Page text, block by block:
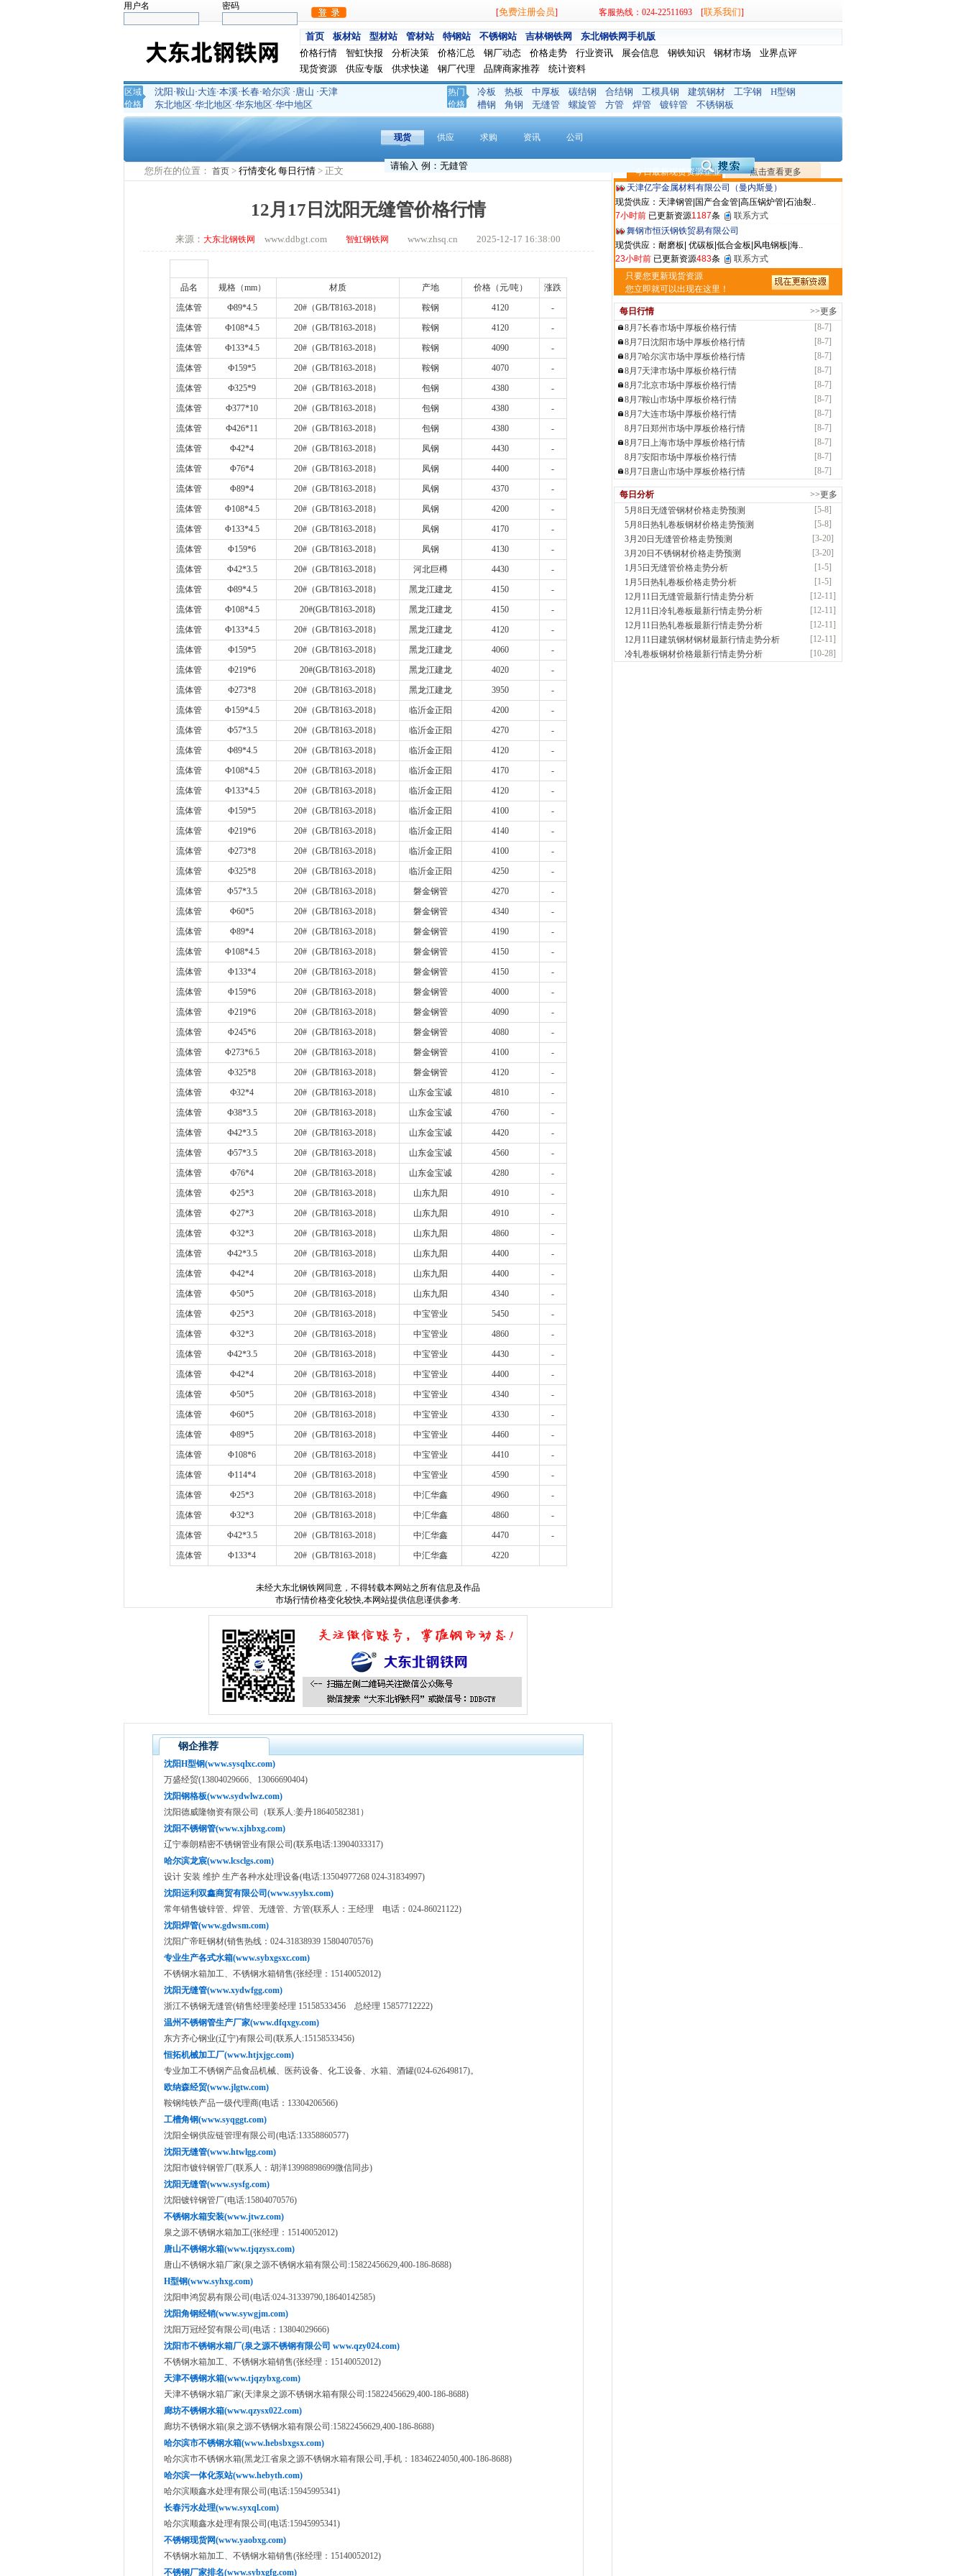
用户名 密码
[免费注册会员] 客服热线：024-22511693 [联系我们]
首页 板材站 型材站 管材站 特钢站 不锈钢站 吉林钢铁网
东北钢铁网手机版
价格行情
智虹快报 分析决策 价格汇总 钢厂动态 价格走势 行业资讯 展会信息 钢铁知识 钢材市场
业界点评
现货资源
供应专版 供求快递 钢厂代理 品牌商家推荐 统计资料
区域
价格
沈阳 ·鞍山·大连·本溪·长春·哈尔滨 ·唐山 ·天津
东北地区·华北地区·华东地区·华中地区
热门
价格
冷板 热板 中厚板 碳结钢 合结钢 工模具钢 建筑钢材 工字钢
H型钢
槽钢
角钢 无缝管 螺旋管 方管 焊管 镀锌管 不锈钢板
现货 供应 求购 资讯 公司
您所在的位置： 首页 > 行情变化 每日行情 > 正文
12月17日沈阳无缝管价格行情
来源： 大东北钢铁网 www.ddbgt.com 智虹钢铁网 www.zhsq.cn 2025-12-17 16:38:00
品名 规格（mm） 材质 产地 价格（元/吨）
涨跌
流体管
Ф89*4.5 20# （GB/T8163-2018） 鞍钢 4120
-
流体管
Ф108*4.5 20# （GB/T8163-2018） 鞍钢 4120
-
流体管
Ф133*4.5 20# （GB/T8163-2018） 鞍钢 4090
-
流体管
Ф159*5 20# （GB/T8163-2018） 鞍钢 4070
-
流体管
Ф325*9 20# （GB/T8163-2018） 包钢 4380
-
流体管
Ф377*10 20# （GB/T8163-2018） 包钢 4380
-
流体管
Ф426*11 20# （GB/T8163-2018） 包钢 4380
-
流体管
Φ42*4 20# （GB/T8163-2018） 凤钢 4430
-
流体管
Φ76*4 20# （GB/T8163-2018） 凤钢 4400
-
流体管
Φ89*4 20# （GB/T8163-2018） 凤钢 4370
-
流体管
Φ108*4.5 20# （GB/T8163-2018） 凤钢 4200
-
流体管
Φ133*4.5 20# （GB/T8163-2018） 凤钢 4170
-
流体管
Φ159*6 20# （GB/T8163-2018） 凤钢 4130
-
流体管
Φ42*3.5 20# （GB/T8163-2018） 河北巨樽 4430
-
流体管
Ф89*4.5 20# （GB/T8163-2018） 黑龙江建龙 4150
-
流体管
Ф108*4.5 20#(GB/T8163-2018) 黑龙江建龙 4150
-
流体管
Ф133*4.5 20# （GB/T8163-2018） 黑龙江建龙 4120
-
流体管
Ф159*5 20# （GB/T8163-2018） 黑龙江建龙 4060
-
流体管
Ф219*6 20#(GB/T8163-2018) 黑龙江建龙 4020
-
流体管
Ф273*8 20# （GB/T8163-2018） 黑龙江建龙 3950
-
流体管
Φ159*4.5 20# （GB/T8163-2018） 临沂金正阳 4200
-
流体管
Ф57*3.5 20# （GB/T8163-2018） 临沂金正阳 4270
-
流体管
Ф89*4.5 20# （GB/T8163-2018） 临沂金正阳 4120
-
流体管
Ф108*4.5 20# （GB/T8163-2018） 临沂金正阳 4170
-
流体管
Ф133*4.5 20# （GB/T8163-2018） 临沂金正阳 4120
-
流体管
Ф159*5 20# （GB/T8163-2018） 临沂金正阳 4100
-
流体管
Ф219*6 20# （GB/T8163-2018） 临沂金正阳 4140
-
流体管
Ф273*8 20# （GB/T8163-2018） 临沂金正阳 4100
-
流体管
Ф325*8 20# （GB/T8163-2018） 临沂金正阳 4250
-
流体管
Φ57*3.5 20# （GB/T8163-2018） 磐金钢管 4270
-
流体管
Φ60*5 20# （GB/T8163-2018） 磐金钢管 4340
-
流体管
Φ89*4 20# （GB/T8163-2018） 磐金钢管 4190
-
流体管
Φ108*4.5 20# （GB/T8163-2018） 磐金钢管 4150
-
流体管
Φ133*4 20# （GB/T8163-2018） 磐金钢管 4150
-
流体管
Φ159*6 20# （GB/T8163-2018） 磐金钢管 4000
-
流体管
Φ219*6 20# （GB/T8163-2018） 磐金钢管 4090
-
流体管
Φ245*6 20# （GB/T8163-2018） 磐金钢管 4080
-
流体管
Φ273*6.5 20# （GB/T8163-2018） 磐金钢管 4100
-
流体管
Φ325*8 20# （GB/T8163-2018） 磐金钢管 4120
-
流体管
Ф32*4 20# （GB/T8163-2018） 山东金宝诚 4810
-
流体管
Ф38*3.5 20# （GB/T8163-2018） 山东金宝诚 4760
-
流体管
Ф42*3.5 20# （GB/T8163-2018） 山东金宝诚 4420
-
流体管
Ф57*3.5 20# （GB/T8163-2018） 山东金宝诚 4560
-
流体管
Ф76*4 20# （GB/T8163-2018） 山东金宝诚 4280
-
流体管
Φ25*3 20# （GB/T8163-2018） 山东九阳 4910
-
流体管
Φ27*3 20# （GB/T8163-2018） 山东九阳 4910
-
流体管
Φ32*3 20# （GB/T8163-2018） 山东九阳 4860
-
流体管
Φ42*3.5 20# （GB/T8163-2018） 山东九阳 4400
-
流体管
Φ42*4 20# （GB/T8163-2018） 山东九阳 4400
-
流体管
Φ50*5 20# （GB/T8163-2018） 山东九阳 4340
-
流体管
Φ25*3 20# （GB/T8163-2018） 中宝管业 5450
-
流体管
Φ32*3 20# （GB/T8163-2018） 中宝管业 4860
-
流体管
Φ42*3.5 20# （GB/T8163-2018） 中宝管业 4430
-
流体管
Φ42*4 20# （GB/T8163-2018） 中宝管业 4400
-
流体管
Φ50*5 20# （GB/T8163-2018） 中宝管业 4340
-
流体管
Φ60*5 20# （GB/T8163-2018） 中宝管业 4330
-
流体管
Φ89*5 20# （GB/T8163-2018） 中宝管业 4460
-
流体管
Φ108*6 20# （GB/T8163-2018） 中宝管业 4410
-
流体管
Φ114*4 20# （GB/T8163-2018） 中宝管业 4590
-
流体管
Φ25*3 20# （GB/T8163-2018） 中汇华鑫 4960
-
流体管
Φ32*3 20# （GB/T8163-2018） 中汇华鑫 4860
-
流体管
Φ42*3.5 20# （GB/T8163-2018） 中汇华鑫 4470
-
流体管
Φ133*4 20# （GB/T8163-2018） 中汇华鑫 4220
未经大东北钢铁网 同意，不得转载本网站之所有信息及作品
市场行情价格变化较快,本网站提供信息谨供参考.
今日最新现货资源企业 点击查看更多
玖隆晟钢管制造有限公司
现货供应：无缝管|合金管|圆钢|精密光亮管|马氏体..
1小时前已更新资源419条
联系方式
安阳市润兴商贸有限公司
2小时前已更新资源254条
联系方式
山东鑫启程钢管有限公司
现货供应：
现货供应：锅炉容器板Q245R Q345R|国标国..
7小时前已更新资源302条
联系方式
天津亿宇金属材料有限公司（曼内斯曼）
现货供应：天津钢管|国产合金管|高压锅炉管|石油裂..
7小时前已更新资源1187条
联系方式
舞钢市恒沃钢铁贸易有限公司
现货供应：耐磨板| 优碳板|低合金板|风电钢板|海..
23小时前已更新资源483条
联系方式
河南省智帅实业有限公司
现货供应：特厚钢板|耐磨钢|容器板|
1天前已更新资源1042条
联系方式
舞钢市盛隆物资有限公司
现货供应：中低温锅炉容器板|中厚板|耐磨板|高强板..
1天前 已更新资源21条
联系方式
天津宝仓腾飞钢管销售有限公司
现货供应：输送流体管、高压锅炉管、化肥专用管、耐低..
1天前 已更新资源875条
联系方式
天津市辰建商贸有限公司
现货供应：不锈方管| 热扩无缝管| 方矩管
1天前 已更新资源1280条
联系方式
玖隆晟钢管制造有限公司
现货供应：无缝管|合金管|圆钢|精密光亮管|马氏体..
1小时前已更新资源419条
联系方式
安阳市润兴商贸有限公司
现货供应：低合金板|高强度板|Z向板|
2小时前 已更新资源254条
联系方式
山东鑫启程钢管有限公司
现货供应：
2小时前
已更新资源958 条
联系方式
河南敬冶重工有限公司
现货供应：锅炉容器板Q245R Q345R|国标国..
7小时前
已更新资源 302 条
联系方式
天津亿宇金属材料有限公司（曼内斯曼）
现货供应：天津钢管|国产合金管|高压锅炉管|石油裂..
7小时前
已更新资源1187 条
联系方式
舞钢市恒沃钢铁贸易有限公司
只要您更新现货资源
您立即就可以出现在这里！
每日行情
>>更多
8月7长春市场中厚板价格行情
[8-7]
8月7日沈阳市场中厚板价格行情
[8-7]
8月7哈尔滨市场中厚板价格行情
[8-7]
8月7天津市场中厚板价格行情
[8-7]
8月7北京市场中厚板价格行情
[8-7]
8月7鞍山市场中厚板价格行情
[8-7]
8月7大连市场中厚板价格行情
[8-7]
8月7日郑州市场中厚板价格行情
[8-7]
8月7日上海市场中厚板价格行情
[8-7]
8月7安阳市场中厚板价格行情
[8-7]
8月7日唐山市场中厚板价格行情
[8-7]
每日分析
>>更多
5月8日无缝管钢材价格走势预测
[5-8]
5月8日热轧卷板钢材价格走势预测
[5-8]
3月20日无缝管价格走势预测
[3-20]
3月20日不锈钢材价格走势预测
[3-20]
1月5日无缝管价格走势分析
[1-5]
1月5日热轧卷板价格走势分析
[1-5]
12月11日无缝管最新行情走势分析
[12-11]
12月11日冷轧卷板最新行情走势分析
[12-11]
12月11日热轧卷板最新行情走势分析
[12-11]
12月11日建筑钢材钢材最新行情走势分析
[12-11]
冷轧卷板钢材价格最新行情走势分析
[10-28]
钢企推荐
沈阳H型钢(www.sysqlxc.com)
万盛经贸(13804029666、13066690404)
沈阳钢格板(www.sydwlwz.com)
沈阳德威隆物资有限公司（联系人:姜丹18640582381）
沈阳不锈钢管(www.xjhbxg.com)
辽宁泰朗精密不锈钢管业有限公司(联系电话:13904033317)
哈尔滨龙宸(www.lcsclgs.com)
设计 安装 维护 生产各种水处理设备(电话:13504977268 024-31834997)
沈阳运利双鑫商贸有限公司(www.syylsx.com)
常年销售镀锌管、焊管、无缝管、方管(联系人：王经理 电话：024-86021122)
沈阳焊管(www.gdwsm.com)
沈阳广帝旺钢材(销售热线：024-31838939 15804070576)
专业生产各式水箱(www.sybxgsxc.com)
不锈钢水箱加工、不锈钢水箱销售(张经理：15140052012)
沈阳无缝管(www.xydwfgg.com)
浙江不锈钢无缝管(销售经理姜经理 15158533456 总经理 15857712222)
温州不锈钢管生产厂家(www.dfqxgy.com)
东方齐心钢业(辽宁)有限公司(联系人:15158533456)
恒拓机械加工厂(www.htjxjgc.com)
专业加工不锈钢产品食品机械、医药设备、化工设备、水箱、酒罐(024-62649817)。
欧纳森经贸(www.jlgtw.com)
鞍钢纯铁产品一级代理商(电话：13304206566)
工槽角钢(www.syqggt.com)
沈阳全钢供应链管理有限公司(电话:13358860577)
沈阳无缝管(www.htwlgg.com)
沈阳市镀锌钢管厂(联系人：胡洋13998898699微信同步)
沈阳无缝管(www.sysfg.com)
沈阳镀锌钢管厂(电话:15804070576)
不锈钢水箱安装(www.jtwz.com)
泉之源不锈钢水箱加工(张经理：15140052012)
唐山不锈钢水箱(www.tjqzysx.com)
唐山不锈钢水箱厂家(泉之源不锈钢水箱有限公司:15822456629,400-186-8688)
H型钢(www.syhxg.com)
沈阳申鸿贸易有限公司(电话:024-31339790,18640142585)
沈阳角钢经销(www.sywgjm.com)
沈阳万冠经贸有限公司(电话：13804029666)
沈阳市不锈钢水箱厂(泉之源不锈钢有限公司 www.qzy024.com)
不锈钢水箱加工、不锈钢水箱销售(张经理：15140052012)
天津不锈钢水箱(www.tjqzybxg.com)
天津不锈钢水箱厂家(天津泉之源不锈钢水箱有限公司:15822456629,400-186-8688)
廊坊不锈钢水箱(www.qzysx022.com)
廊坊不锈钢水箱(泉之源不锈钢水箱有限公司:15822456629,400-186-8688)
哈尔滨市不锈钢水箱(www.hebsbxgsx.com)
哈尔滨市不锈钢水箱(黑龙江省泉之源不锈钢水箱有限公司,手机：18346224050,400-186-8688)
哈尔滨一体化泵站(www.hebyth.com)
哈尔滨顺鑫水处理有限公司(电话:15945995341)
长春污水处理(www.syxql.com)
哈尔滨顺鑫水处理有限公司(电话:15945995341)
不锈钢现货网(www.yaobxg.com)
不锈钢水箱加工、不锈钢水箱销售(张经理：15140052012)
不锈钢厂家排名(www.sybxgfg.com)